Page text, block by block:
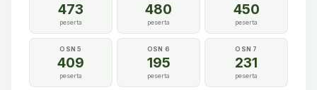
473
peserta
480
peserta
450
peserta
OSN 5
409
peserta
OSN 6
195
peserta
OSN 7
231
peserta